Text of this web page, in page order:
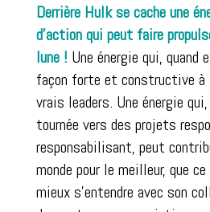
Derrière Hulk se cache une
d’action qui peut faire
lune ! Une énergie qui, quand
façon forte et constructive à
vrais leaders. Une énergie
tournée vers des projets
responsabilisant, peut
monde pour le meilleur, que
mieux s’entendre avec son